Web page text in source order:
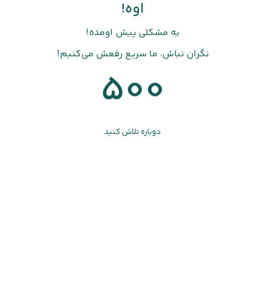
اوه!
یه مشکلی پیش اومده!
نگران نباش، ما سریع رفعش می‌کنیم!
500
دوباره تلاش کنید